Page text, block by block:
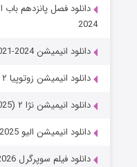
2024
دانلود انیمیشن Star Wars: The Bad Batch 2021-2024
دانلود انیمیشن زوتوپیا ۲ Zootopia 2 (2025)
دانلود انیمیشن نژا ۲ Ne Zha 2 (2025)
دانلود انیمیشن الیو Elio 2025
دانلود فیلم سوپرگرل Supergirl 2026